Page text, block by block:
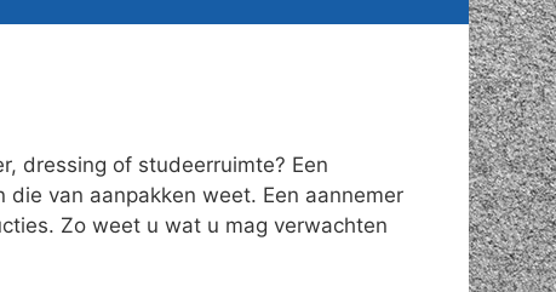
dressing of studeerruimte? Een
van aanpakken weet. Een aannemer
Zo weet u wat u mag verwachten